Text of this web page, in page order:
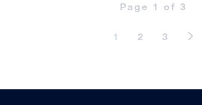
Page 1 of 3
1 2 3